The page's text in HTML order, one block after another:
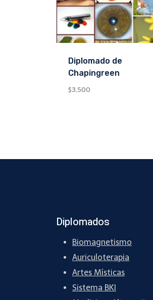
Diplomado de
Chapingreen
$3,500
Diplomados
Biomagnetismo
Auriculoterapia
Artes Místicas
Sistema BKI